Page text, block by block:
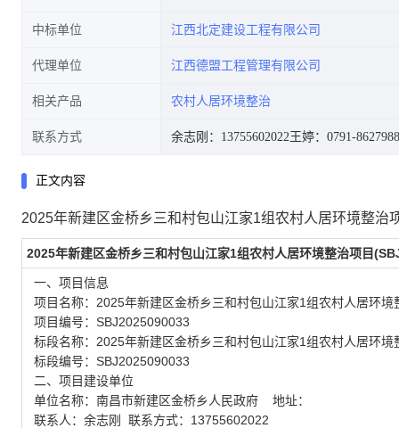
中标单位 江西北定建设工程有限公司
代理单位 江西德盟工程管理有限公司
相关产品 农村人居环境整治
联系方式 余志刚：13755602022王婷：0791-
正文内容
2025年新建区金桥乡三和村包山江家1组农村人居环境整治
2025年新建区金桥乡三和村包山江家1组农村人居环境整治项目
一、项目信息
项目名称：2025年新建区金桥乡三和村包山江家1组农村人居环境
项目编号：SBJ2025090033
标段名称：2025年新建区金桥乡三和村包山江家1组农村人居环境
标段编号：SBJ2025090033
二、项目建设单位
单位名称：南昌市新建区金桥乡人民政府 地址：
联系人：余志刚 联系方式：13755602022